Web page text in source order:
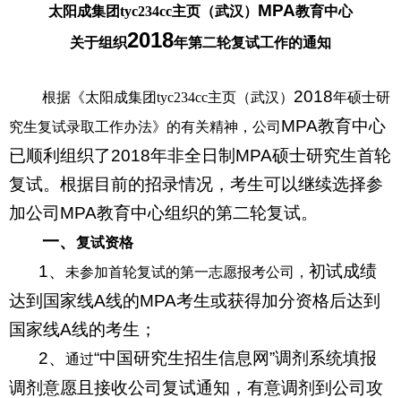
太阳成集团tyc234cc主页（武汉） MPA教育中心
关于组织2018年第二轮复试工作的通知
根据 《太阳成集团tyc234cc主页（武汉） 2018年硕士研
究生复试录取工作办法》的有关精神， 公司 MPA教育中心
已顺利组织了2018年非全日制MPA硕士研究生首轮
复试。根据目前的招录情况，考生可以继续选择参
加公司MPA教育中心组织的第二轮复试。
一、
复试资格
1、 未参加首轮复试的第一志愿报考公司， 初试成绩
达到国家线A线的MPA考生或获得加分资格后达到
国家线A线的考生；
2、
通过“中国研究生招生信息网”调剂系统填报
调剂意愿且接收公司复试通知，有意调剂到公司攻